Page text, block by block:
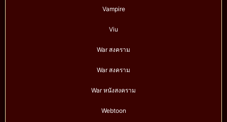
Vampire
Viu
War สงคราม
War สงคราม
War หนังสงคราม
Webtoon